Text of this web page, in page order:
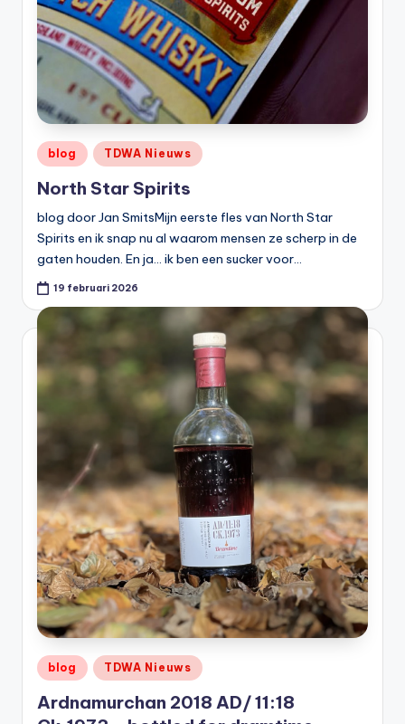
Geplaatst
in
blog TDWA Nieuws
North Star Spirits
blog door Jan SmitsMijn eerste fles van North Star
Spirits en ik snap nu al waarom mensen ze scherp in de
gaten houden. En ja… ik ben een sucker voor…
19 februari 2026
Geplaatst
in
blog TDWA Nieuws
Ardnamurchan 2018 AD/ 11:18